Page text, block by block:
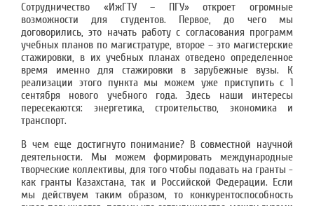
Сотрудничество «ИжГТУ – ПГУ» откроет огромные
возможности для студентов. Первое, до чего мы
договорились, это начать работу с согласования программ
учебных планов по магистратуре, второе – это магистерские
стажировки, в их учебных планах отведено определенное
время именно для стажировки в зарубежные вузы. К
реализации этого пункта мы можем уже приступить с 1
сентября нового учебного года. Здесь наши интересы
пересекаются: энергетика, строительство, экономика и
транспорт.
В чем еще достигнуто понимание? В совместной научной
деятельности. Мы можем формировать международные
творческие коллективы, для того чтобы подавать на гранты -
как гранты Казахстана, так и Российской Федерации. Если
мы действуем таким образом, то конкурентоспособность